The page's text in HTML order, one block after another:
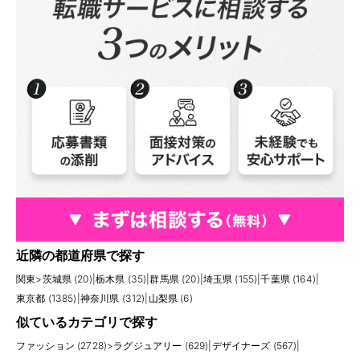
近隣の都道府県で探す
関東>茨城県 (20) 栃木県 (35) |群馬県 (20) 埼玉県 (155) |千葉県 (164)
東京都 (1385) 神奈川県 (312) 山梨県 (6)
似ているカテゴリで探す
ファッション (2728)>ラグジュアリー (629) デザイナーズ (567)